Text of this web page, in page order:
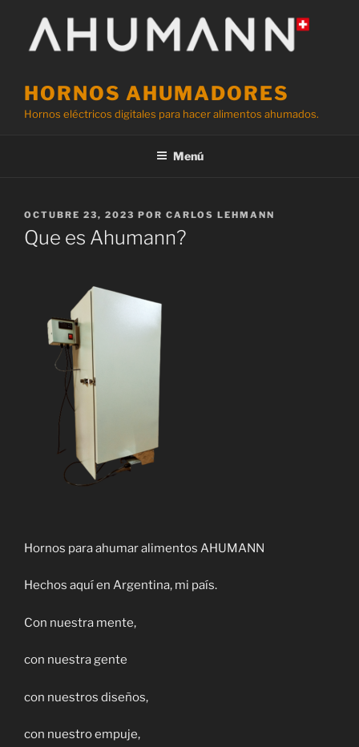
contenido
HORNOS AHUMADORES
Hornos eléctricos digitales para hacer alimentos ahumados.
Menú
PUBLICADO
EL
OCTUBRE 23, 2023 POR CARLOS LEHMANN
Que es Ahumann?
Hornos para ahumar alimentos AHUMANN
Hechos aquí en Argentina, mi país.
Con nuestra mente,
con nuestra gente
con nuestros diseños,
con nuestro empuje,